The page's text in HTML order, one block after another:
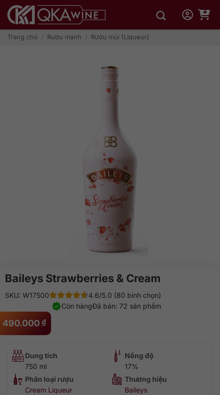
qua
dungTrang chủ / Rượu mạnh / Rượu mùi (Liqueur)
Baileys Strawberries & Cream
490.000 ₫
SKU: W17500
4.6/5.0 (80 bình chọn)
Đã bán: 72 sản phẩm
Còn hàng
Dung tích
750 ml
Nồng độ
17%
Phân loại rượu
Cream Liqueur
Thương hiệu
Baileys